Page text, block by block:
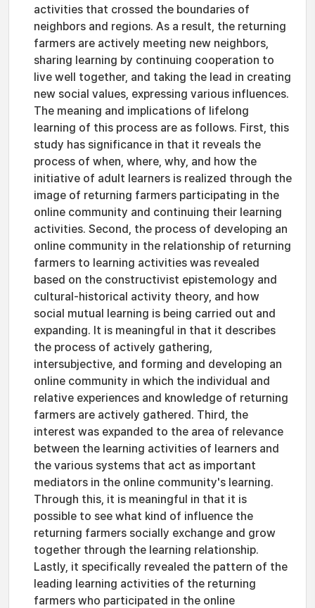
activities that crossed the boundaries of
neighbors and regions. As a result, the returning
farmers are actively meeting new neighbors,
sharing learning by continuing cooperation to
live well together, and taking the lead in creating
new social values, expressing various influences.
The meaning and implications of lifelong
learning of this process are as follows. First, this
study has significance in that it reveals the
process of when, where, why, and how the
initiative of adult learners is realized through the
image of returning farmers participating in the
online community and continuing their learning
activities. Second, the process of developing an
online community in the relationship of returning
farmers to learning activities was revealed
based on the constructivist epistemology and
cultural-historical activity theory, and how
social mutual learning is being carried out and
expanding. It is meaningful in that it describes
the process of actively gathering,
intersubjective, and forming and developing an
online community in which the individual and
relative experiences and knowledge of returning
farmers are actively gathered. Third, the
interest was expanded to the area of ​​relevance
between the learning activities of learners and
the various systems that act as important
mediators in the online community's learning.
Through this, it is meaningful in that it is
possible to see what kind of influence the
returning farmers socially exchange and grow
together through the learning relationship.
Lastly, it specifically revealed the pattern of the
leading learning activities of the returning
farmers who participated in the online